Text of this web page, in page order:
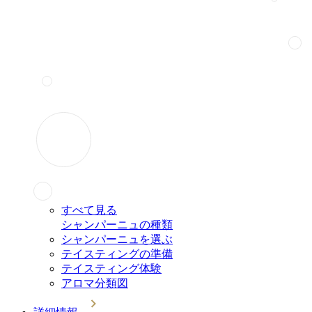
すべて見る
シャンパーニュの種類
シャンパーニュを選ぶ
テイスティングの準備
テイスティング体験
アロマ分類図